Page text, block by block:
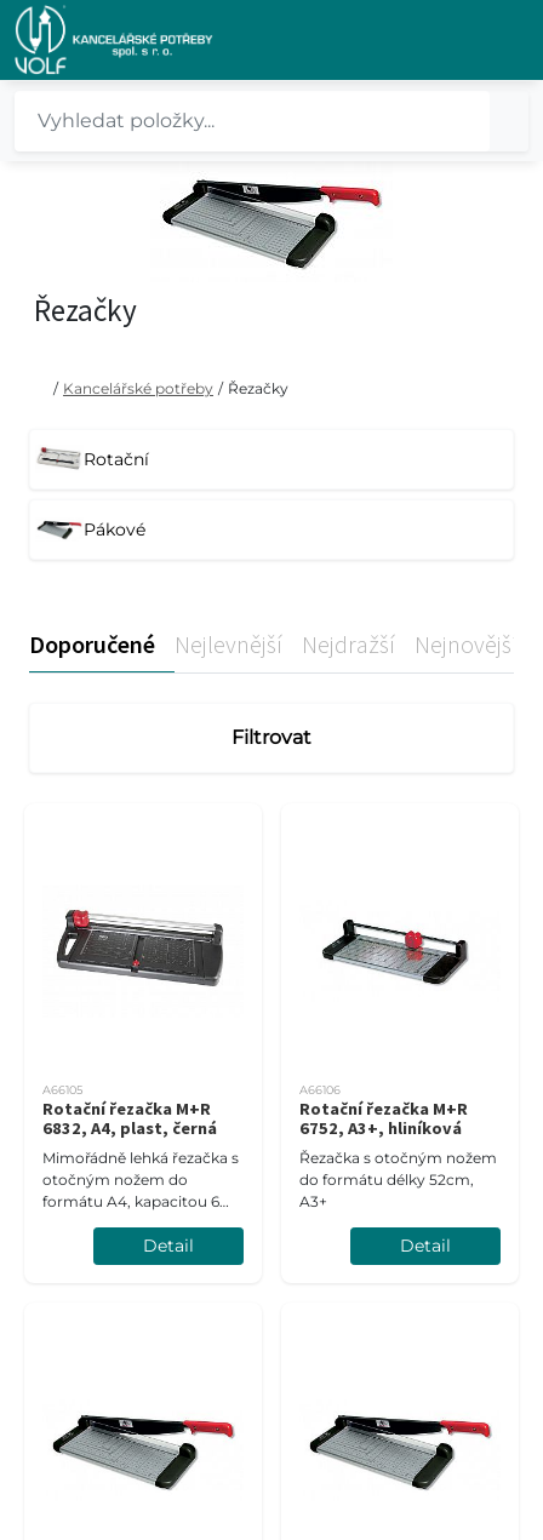
Řezačky
/ Kancelářské potřeby / Řezačky
Rotační
Pákové
Doporučené Nejlevnější Nejdražší Nejnovější
Filtrovat
A66105
Rotační řezačka M+R
6832, A4, plast, černá
Mimořádně lehká řezačka s
otočným nožem do
formátu A4, kapacitou 6
Detail
A66106
Rotační řezačka M+R
6752, A3+, hliníková
Řezačka s otočným nožem
do formátu délky 52cm,
A3+
Detail